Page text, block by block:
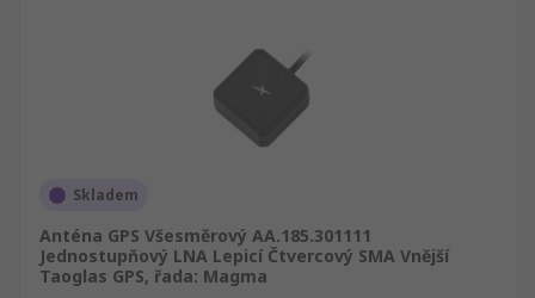
Skladem
Anténa GPS Všesměrový AA.185.301111
Jednostupňový LNA Lepicí Čtvercový SMA Vnější
Taoglas GPS, řada: Magma